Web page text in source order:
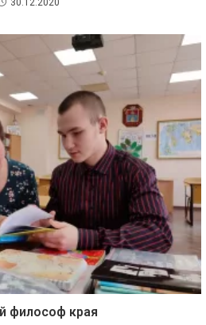
30.12.2020
философ края